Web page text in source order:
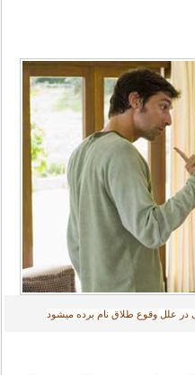
در علل وقوع طلاق نام برده میشود